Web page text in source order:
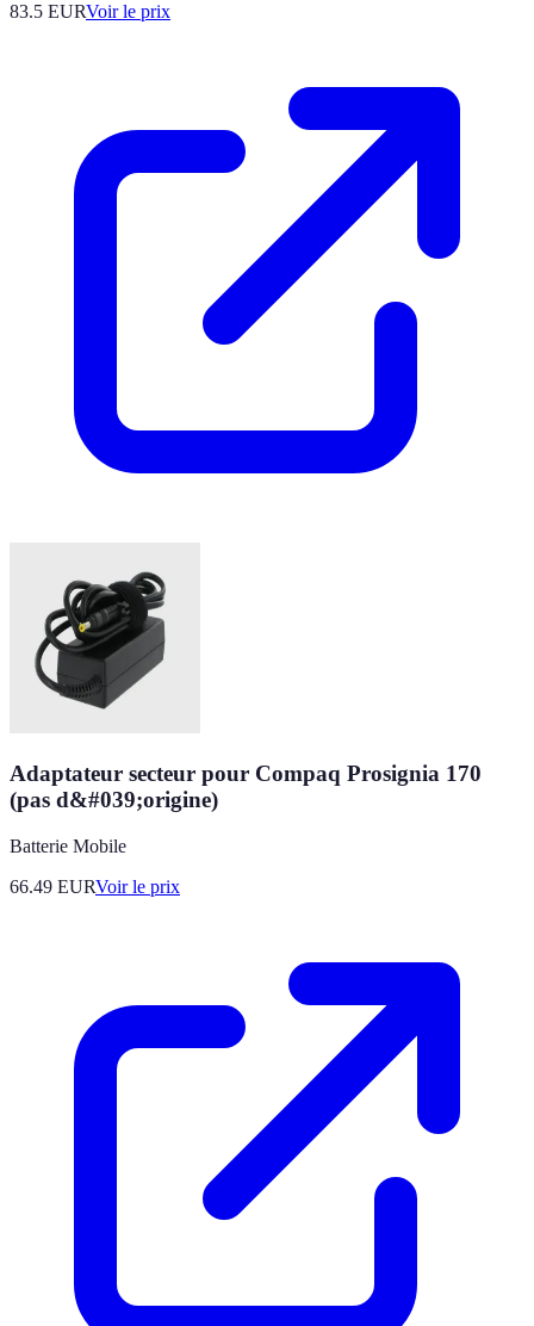
83.5 EURVoir le prix
Adaptateur secteur pour Compaq Prosignia 170
(pas d&#039;origine)
Batterie Mobile
66.49 EURVoir le prix